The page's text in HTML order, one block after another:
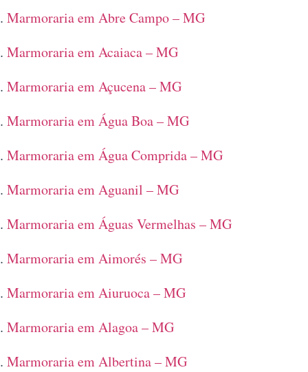
Marmoraria em Abre Campo – MG
Marmoraria em Acaiaca – MG
Marmoraria em Açucena – MG
Marmoraria em Água Boa – MG
Marmoraria em Água Comprida – MG
Marmoraria em Aguanil – MG
Marmoraria em Águas Vermelhas – MG
Marmoraria em Aimorés – MG
Marmoraria em Aiuruoca – MG
Marmoraria em Alagoa – MG
Marmoraria em Albertina – MG